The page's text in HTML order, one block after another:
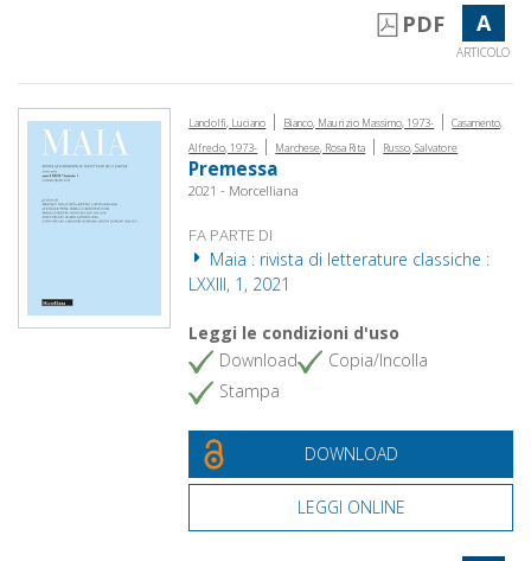
PDF A
ARTICOLO
Landolfi, Luciano | Bianco, Maurizio Massimo, 1973- | Casamento,
Alfredo, 1973- | Marchese, Rosa Rita | Russo, Salvatore
Premessa
2021 - Morcelliana
FA PARTE DI
Maia : rivista di letterature classiche :
LXXIII, 1, 2021
Leggi le condizioni d'uso
Download
Copia/Incolla
Stampa
DOWNLOAD
LEGGI ONLINE